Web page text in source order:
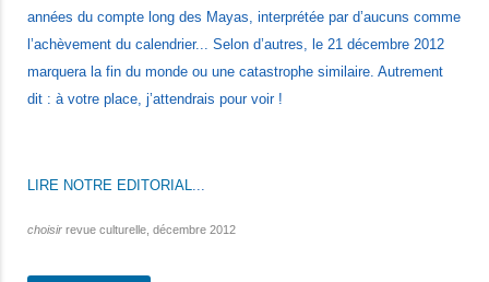
années du compte long des Mayas, interprétée par d’aucuns comme
l’achèvement du calendrier... Selon d’autres, le 21 décembre 2012
marquera la fin du monde ou une catastrophe similaire. Autrement
dit : à votre place, j’attendrais pour voir !
LIRE NOTRE EDITORIAL...
choisir revue culturelle, décembre 2012